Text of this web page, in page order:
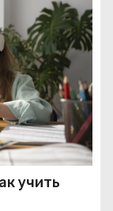
учить